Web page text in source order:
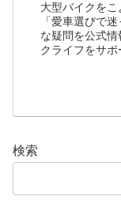
大型バイクをこ
「愛車選びで
な疑問を公式
クライフをサポ
検索